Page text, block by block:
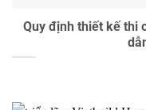
Quy định thiết kế thi